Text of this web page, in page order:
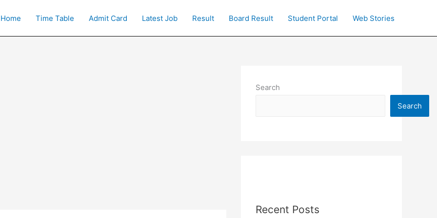
Home Time Table Admit Card Latest Job Result Board Result Student Portal Web Stories
Search
Search
Recent Posts